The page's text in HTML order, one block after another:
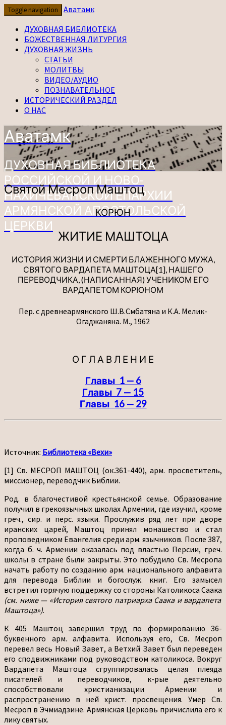
Перейти
к
содержимому
Toggle navigation
Аватамк
ДУХОВНАЯ БИБЛИОТЕКА
БОЖЕСТВЕННАЯ ЛИТУРГИЯ
ДУХОВНАЯ ЖИЗНЬ
СТАТЬИ
МОЛИТВЫ
ВИДЕО/АУДИО
ПОЗНАВАТЕЛЬНОЕ
ИСТОРИЧЕСКИЙ РАЗДЕЛ
О НАС
Аватамк
ДУХОВНАЯ БИБЛИОТЕКА
РОССИЙСКОЙ И НОВО-
НАХИЧЕВАНСКОЙ ЕПАРХИИ
АРМЯНСКОЙ АПОСТОЛЬСКОЙ
ЦЕРКВИ
Святой
Месроп
Маштоц
Святой Месроп Маштоц
КОРЮН
ЖИТИЕ МАШТОЦА
ИСТОРИЯ ЖИЗНИ И СМЕРТИ БЛАЖЕННОГО МУЖА,
СВЯТОГО ВАРДАПЕТА МАШТОЦА[1], НАШЕГО
ПЕРЕВОДЧИКА, (НАПИСАННАЯ) УЧЕНИКОМ ЕГО
ВАРДАПЕТОМ КОРЮНОМ
Пер. с древнеармянского Ш.В.Смбатяна и К.А. Мелик-
Огаджаняна. М., 1962
О Г Л А В Л Е Н И Е
Главы 1 — 6
Главы 7 — 15
Главы 16 — 29
Источник: Библиотека «Вехи»
[1] Св. МЕСРОП МАШТОЦ (ок.361-440), арм. просветитель,
миссионер, переводчик Библии.
Род. в благочестивой крестьянской семье. Образование
получил в грекоязычных школах Армении, где изучил, кроме
греч., сир. и перс. языки. Прослужив ряд лет при дворе
иранских царей, Маштоц принял монашество и стал
проповедником Евангелия среди арм. язычников. После 387,
когда б. ч. Армении оказалась под властью Персии, греч.
школы в стране были закрыты. Это побудило Св. Месропа
начать работу по созданию арм. национального алфавита
для перевода Библии и богослуж. книг. Его замысел
встретил горячую поддержку со стороны Католикоса Саака
(см. ниже — «История святого патриарха Саака и вардапета
Маштоца»).
К 405 Маштоц завершил труд по формированию 36-
буквенного арм. алфавита. Используя его, Св. Месроп
перевел весь Новый Завет, а Ветхий Завет был переведен
его сподвижниками под руководством католикоса. Вокруг
Вардапета Маштоца сгруппировалась целая плеяда
писателей и переводчиков, к-рые деятельно
способствовали христианизации Армении и
распространению в ней христ. просвещения. Умер Св.
Месроп в Эчмиадзине. Армянская Церковь причислила его к
лику святых.